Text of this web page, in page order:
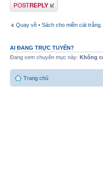
Gửi bài trả lời
Quay về • Sách cho miền cát trắng.
AI ĐANG TRỰC TUYẾN?
Đang xem chuyên mục này: Không
Trang chủ